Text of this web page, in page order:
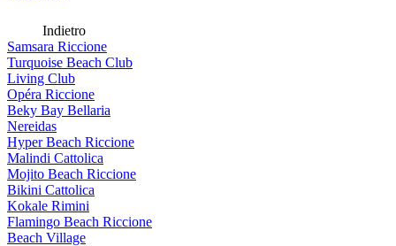
Indietro
Samsara Riccione
Turquoise Beach Club
Living Club
Opéra Riccione
Beky Bay Bellaria
Nereidas
Hyper Beach Riccione
Malindi Cattolica
Mojito Beach Riccione
Bikini Cattolica
Kokale Rimini
Flamingo Beach Riccione
Beach Village